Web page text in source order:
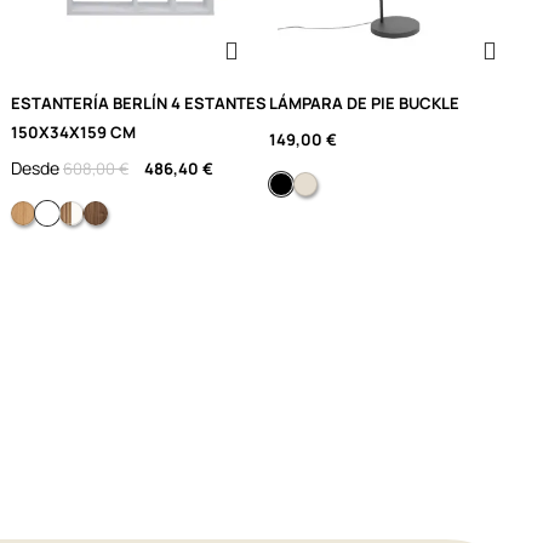
ESTANTERÍA BERLÍN 4 ESTANTES
150X34X159 CM
Desde608,00 € 486,40 €
RobleBlanco puro
Blanco/contraplacado
Nogal
LÁMPARA DE PIE BUCKLE
149,00 €
NegroBeige